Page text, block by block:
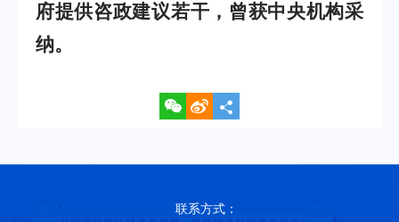
府提供咨政建议若干，曾获中央机构采
纳。
联系方式：